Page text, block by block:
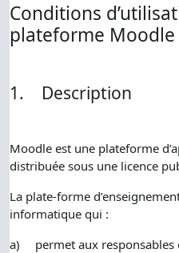
Conditions
plateforme
1. Description
Moodle est une plateforme
distribuée sous une licence
La plate-forme
informatique qui :
a)
permet aux responsables